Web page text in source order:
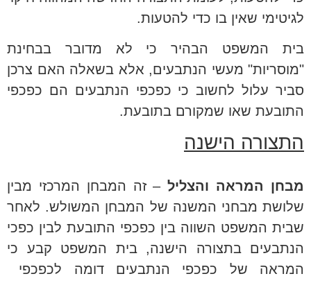
לגיטימי שאין בו כדי להטעות.
בית המשפט הבהיר כי לא מדובר בבחינת
"מוסריות" מעשי הנתבעים, אלא בשאלה האם צרכן
סביר עלול לחשוב כי כפכפי הנתבעים הם כפכפי
התובעת שאו שמקורם בתובעת.
התצורה הישנה
מבחן המראה והצליל– זה המבחן המרכזי מבין
שלושת מבחני המשנה של המבחן המשולש. לאחר
שבית המשפט השווה בין כפכפי התובעת לבין כפכי
הנתבעים בתצורה הישנה, בית המשפט קבע כי
המראה של כפכפי הנתבעים דומה לכפכפי